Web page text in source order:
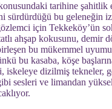
tarihine şahitlik
sürdürdüğü bu geleneğin
için Tekkeköy’ün
ahşap kokusunu, demir
bu mükemmel
bu kasaba, köşe
iskeleye dizilmiş tekneler,
sesleri ve limandan